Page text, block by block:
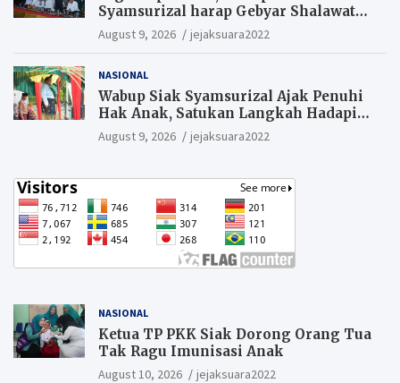
Syamsurizal harap Gebyar Shalawat
bisa meningkatkan nilai keagamaan
ditengah-tengah masyarakat.
August 9, 2026 jejaksuara2022
NASIONAL
Wabup Siak Syamsurizal Ajak Penuhi
Hak Anak, Satukan Langkah Hadapi
Tantangan Daerah
August 9, 2026 jejaksuara2022
NASIONAL
Ketua TP PKK Siak Dorong Orang Tua
Tak Ragu Imunisasi Anak
August 10, 2026 jejaksuara2022